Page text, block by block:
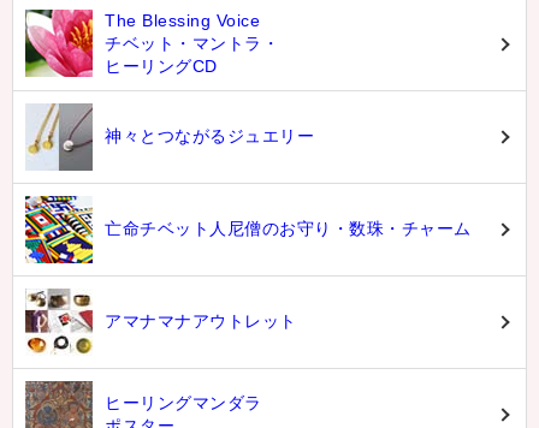
The Blessing Voice
チベット・マントラ・
ヒーリングCD
神々とつながるジュエリー
亡命チベット人尼僧のお守り・数珠・チャーム
アマナマナアウトレット
ヒーリングマンダラ